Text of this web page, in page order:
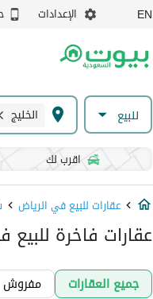
EN الإعدادات
للبيع الخليج
اقرب لك
عقارات للبيع في الرياض
عقارات فاخرة
جميع العقارات مفروش